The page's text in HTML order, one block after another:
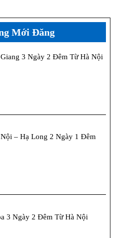
nang
chi
tiết
đến
Z
Mới Đăng
3 Ngày 2 Đêm Từ Hà Nội
– Hạ Long 2 Ngày 1 Đêm
3 Ngày 2 Đêm Từ Hà Nội